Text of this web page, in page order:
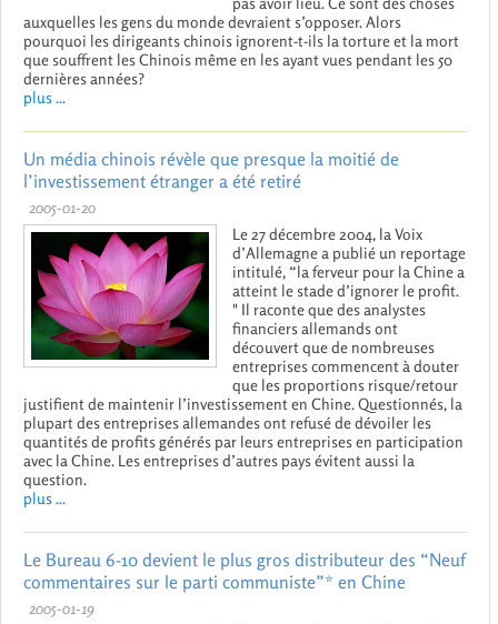
auxquelles les gens du monde devraient s’opposer. Alors
pourquoi les dirigeants chinois ignorent-t-ils la torture et la mort
que souffrent les Chinois même en les ayant vues pendant les 50
dernières années?
plus ...
Un média chinois révèle que presque la moitié de
l’investissement étranger a été retiré
2005-01-20
Le 27 décembre 2004, la Voix
d’Allemagne a publié un reportage
intitulé, “la ferveur pour la Chine a
atteint le stade d’ignorer le profit.
" Il raconte que des analystes
financiers allemands ont
découvert que de nombreuses
entreprises commencent à douter
que les proportions risque/retour
justifient de maintenir l’investissement en Chine. Questionnés, la
plupart des entreprises allemandes ont refusé de dévoiler les
quantités de profits générés par leurs entreprises en participation
avec la Chine. Les entreprises d’autres pays évitent aussi la
question.
plus ...
Le Bureau 6-10 devient le plus gros distributeur des “Neuf
commentaires sur le parti communiste”* en Chine
2005-01-19